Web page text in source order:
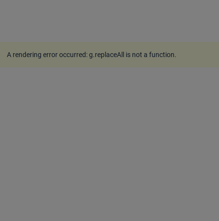
A rendering error occurred:g.replaceAll is not a function.